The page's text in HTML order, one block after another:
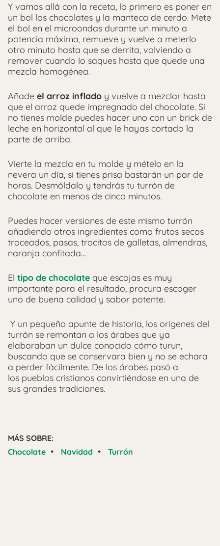
Y vamos allá con la receta, lo primero es poner en
un bol los chocolates y la manteca de cerdo. Mete
el bol en el microondas durante un minuto a
potencia máxima, remueve y vuelve a meterlo
otro minuto hasta que se derrita, volviendo a
remover cuando lo saques hasta que quede una
mezcla homogénea.
Añade el arroz inflado y vuelve a mezclar hasta
que el arroz quede impregnado del chocolate. Si
no tienes molde puedes hacer uno con un brick de
leche en horizontal al que le hayas cortado la
parte de arriba.
Vierte la mezcla en tu molde y mételo en la
nevera un día, si tienes prisa bastarán un par de
horas. Desmóldalo y tendrás tu turrón de
chocolate en menos de cinco minutos.
Puedes hacer versiones de este mismo turrón
añadiendo otros ingredientes como frutos secos
troceados, pasas, trocitos de galletas, almendras,
naranja confitada…
El tipo de chocolate que escojas es muy
importante para el resultado, procura escoger
uno de buena calidad y sabor potente.
Y un pequeño apunte de historia, los orígenes del
turrón se remontan a los árabes que ya
elaboraban un dulce conocido cómo turun,
buscando que se conservara bien y no se echara
a perder fácilmente. De los árabes pasó a
los pueblos cristianos convirtiéndose en una de
sus grandes tradiciones.
MÁS SOBRE:
Chocolate • Navidad • Turrón